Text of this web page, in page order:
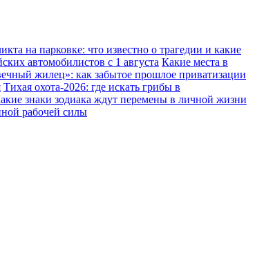
на парковке: что известно о трагедии и какие
автомобилистов с 1 августа Какие места в
жилец»: как забытое прошлое приватизации
Тихая охота-2026: где искать грибы в
знаки зодиака ждут перемены в личной жизни
рабочей силы